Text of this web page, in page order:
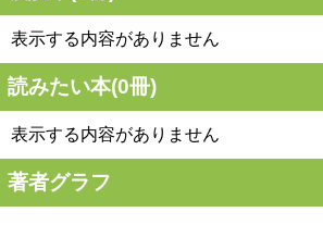
表示する内容がありません
読みたい本(0冊)
表示する内容がありません
著者グラフ